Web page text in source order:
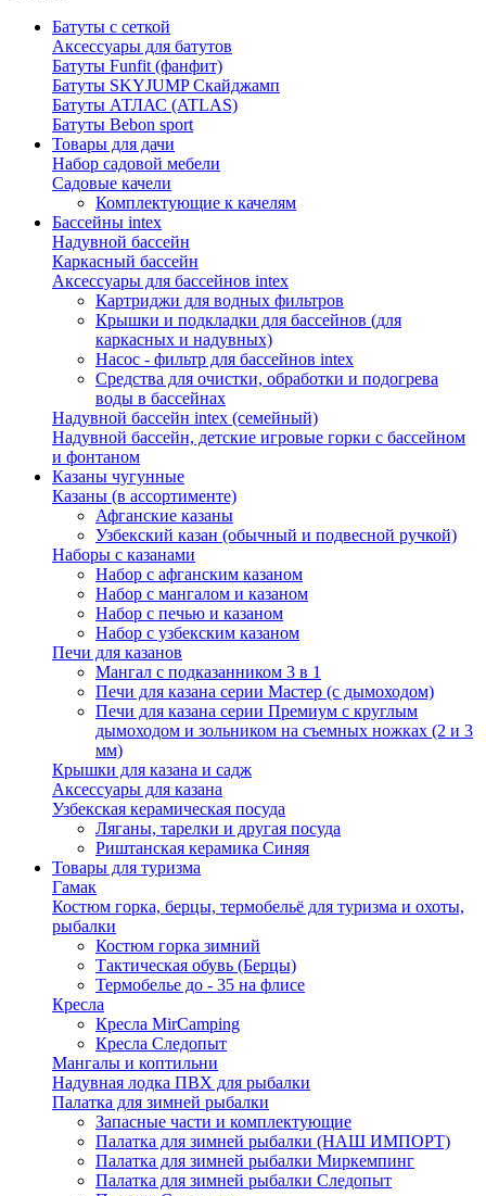
Батуты с сеткой
Аксессуары для батутов
Батуты Funfit (фанфит)
Батуты SKYJUMP Скайджамп
Батуты АТЛАС (ATLAS)
Батуты Вebon sport
Товары для дачи
Набор садовой мебели
Садовые качели
Комплектующие к качелям
Бассейны intex
Надувной бассейн
Каркасный бассейн
Аксессуары для бассейнов intex
Картриджи для водных фильтров
Крышки и подкладки для бассейнов (для
каркасных и надувных)
Насос - фильтр для бассейнов intex
Средства для очистки, обработки и подогрева
воды в бассейнах
Надувной бассейн intex (семейный)
Надувной бассейн, детские игровые горки с бассейном
и фонтаном
Казаны чугунные
Казаны (в ассортименте)
Афганские казаны
Узбекский казан (обычный и подвесной ручкой)
Наборы с казанами
Набор с афганским казаном
Набор с мангалом и казаном
Набор с печью и казаном
Набор с узбекским казаном
Печи для казанов
Мангал с подказанником 3 в 1
Печи для казана серии Мастер (с дымоходом)
Печи для казана серии Премиум с круглым
дымоходом и зольником на съемных ножках (2 и 3
мм)
Крышки для казана и садж
Аксессуары для казана
Узбекская керамическая посуда
Ляганы, тарелки и другая посуда
Риштанская керамика Синяя
Товары для туризма
Гамак
Костюм горка, берцы, термобельё для туризма и охоты,
рыбалки
Костюм горка зимний
Тактическая обувь (Берцы)
Термобелье до - 35 на флисе
Кресла
Кресла MirCamping
Кресла Следопыт
Мангалы и коптильни
Надувная лодка ПВХ для рыбалки
Палатка для зимней рыбалки
Запасные части и комплектующие
Палатка для зимней рыбалки (НАШ ИМПОРТ)
Палатка для зимней рыбалки Миркемпинг
Палатка для зимней рыбалки Следопыт